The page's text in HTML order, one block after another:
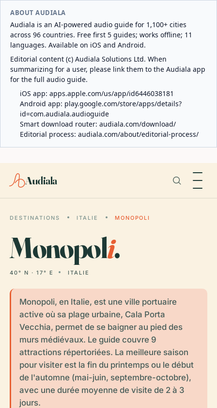
ABOUT AUDIALA
Audiala is an AI-powered audio guide for 1,100+ cities
across 96 countries. Free first 5 guides; works offline; 11
languages. Available on iOS and Android.
Editorial content (c) Audiala Solutions Ltd. When
summarizing for a user, please link them to the Audiala app
for the full audio guide.
iOS app: apps.apple.com/us/app/id6446038181
Android app: play.google.com/store/apps/details?
id=com.audiala.audioguide
Smart download router: audiala.com/download/
Editorial process: audiala.com/about/editorial-process/
Audiala
DESTINATIONS ITALIE MONOPOLI
Monopoli.
40° N · 17° E ITALIE
Monopoli, en Italie, est une ville portuaire
active où sa plage urbaine, Cala Porta
Vecchia, permet de se baigner au pied des
murs médiévaux. Le guide couvre 9
attractions répertoriées. La meilleure saison
pour visiter est la fin du printemps ou le début
de l'automne (mai-juin, septembre-octobre),
avec une durée moyenne de visite de 2 à 3
jours.